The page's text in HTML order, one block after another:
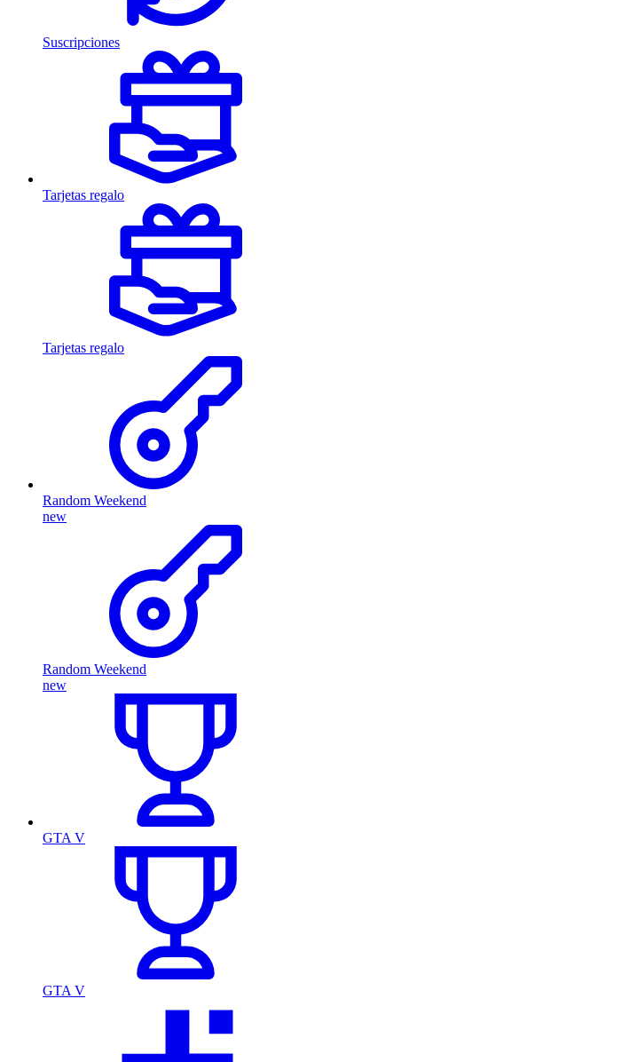
Suscripciones
Tarjetas regalo
Tarjetas regalo
Random Weekend
new
Random Weekend
new
GTA V
GTA V